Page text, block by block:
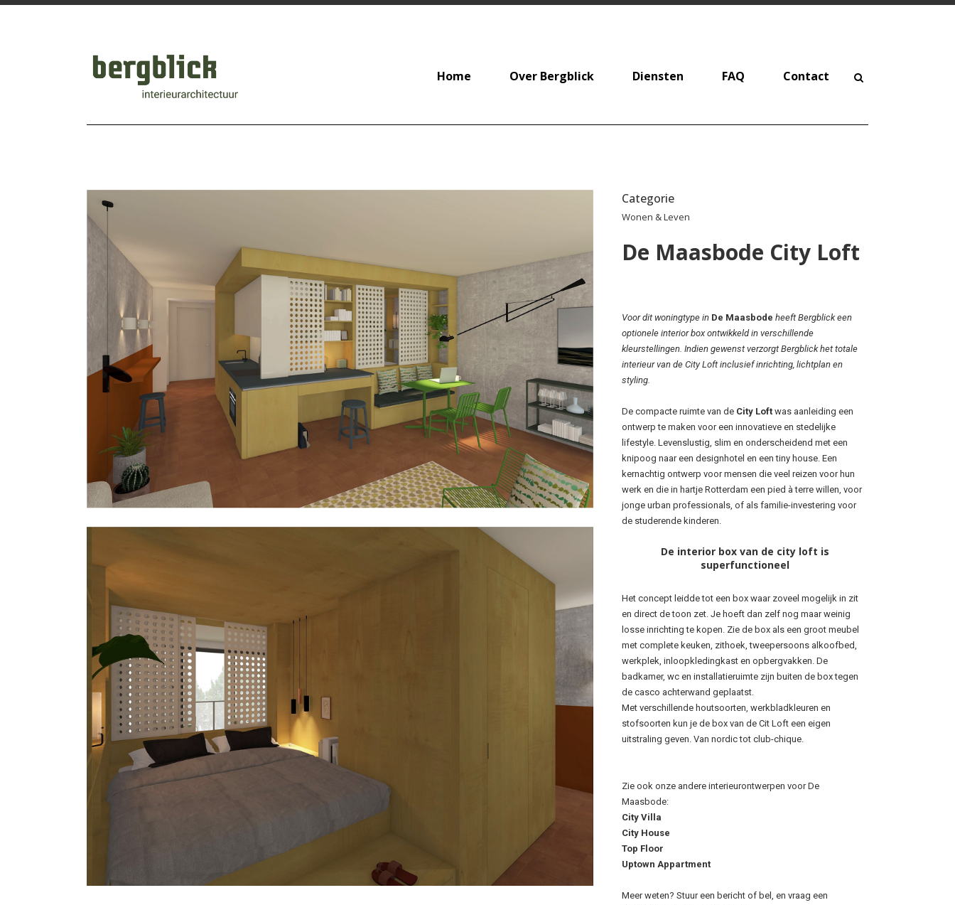
Home Over Bergblick Diensten FAQ Contact
Categorie
Wonen & Leven
De Maasbode City Loft
Voor dit woningtype in De Maasbode heeft Bergblick een
optionele interior box ontwikkeld in verschillende
kleurstellingen. Indien gewenst verzorgt Bergblick het totale
interieur van de City Loft inclusief inrichting, lichtplan en
styling.
De compacte ruimte van de City Loft was aanleiding een
ontwerp te maken voor een innovatieve en stedelijke
lifestyle. Levenslustig, slim en onderscheidend met een
knipoog naar een designhotel en een tiny house. Een
kernachtig ontwerp voor mensen die veel reizen voor hun
werk en die in hartje Rotterdam een pied à terre willen, voor
jonge urban professionals, of als familie-investering voor
de studerende kinderen.
De interior box van de city loft is
superfunctioneel
Het concept leidde tot een box waar zoveel mogelijk in zit
en direct de toon zet. Je hoeft dan zelf nog maar weinig
losse inrichting te kopen. Zie de box als een groot meubel
met complete keuken, zithoek, tweepersoons alkoofbed,
werkplek, inloopkledingkast en opbergvakken. De
badkamer, wc en installatieruimte zijn buiten de box tegen
de casco achterwand geplaatst.
Met verschillende houtsoorten, werkbladkleuren en
stofsoorten kun je de box van de Cit Loft een eigen
uitstraling geven. Van nordic tot club-chique.
Zie ook onze andere interieurontwerpen voor De
Maasbode:
City Villa
City House
Top Floor
Uptown Appartment
Meer weten? Stuur een bericht of bel, en vraag een